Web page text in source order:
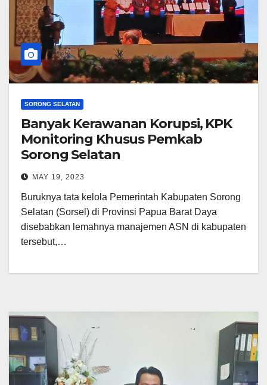
SORONG SELATAN
Banyak Kerawanan Korupsi, KPK
Monitoring Khusus Pemkab
Sorong Selatan
MAY 19, 2023
Buruknya tata kelola Pemerintah Kabupaten Sorong
Selatan (Sorsel) di Provinsi Papua Barat Daya
disebabkan lemahnya manajemen ASN di kabupaten
tersebut,…